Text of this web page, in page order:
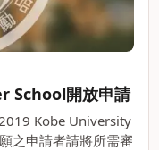
School開放申請
Kobe University
之申請者請將所需審